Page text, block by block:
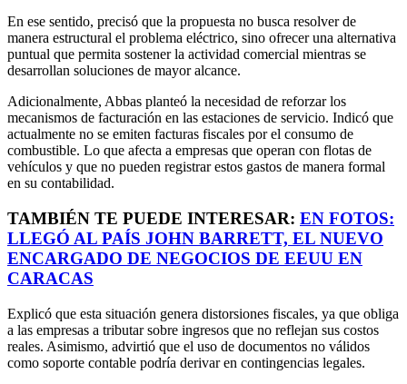
En ese sentido, precisó que la propuesta no busca resolver de
manera estructural el problema eléctrico, sino ofrecer una alternativa
puntual que permita sostener la actividad comercial mientras se
desarrollan soluciones de mayor alcance.
Adicionalmente, Abbas planteó la necesidad de reforzar los
mecanismos de facturación en las estaciones de servicio. Indicó que
actualmente no se emiten facturas fiscales por el consumo de
combustible. Lo que afecta a empresas que operan con flotas de
vehículos y que no pueden registrar estos gastos de manera formal
en su contabilidad.
TAMBIÉN TE PUEDE INTERESAR: EN FOTOS:
LLEGÓ AL PAÍS JOHN BARRETT, EL NUEVO
ENCARGADO DE NEGOCIOS DE EEUU EN
CARACAS
Explicó que esta situación genera distorsiones fiscales, ya que obliga
a las empresas a tributar sobre ingresos que no reflejan sus costos
reales. Asimismo, advirtió que el uso de documentos no válidos
como soporte contable podría derivar en contingencias legales.